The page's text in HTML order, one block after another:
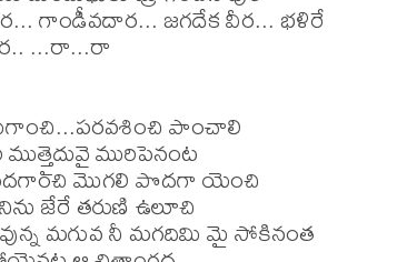
గాండీవదార... జగదేక వీర... భళిరే
...రా...రా
పాంచాలి
మురిపెనంట
మొగలి పొదగా యెంచి
జేరే తరుణి ఉలూచి
మగువ నీ మగదిమి మై సోకినంత